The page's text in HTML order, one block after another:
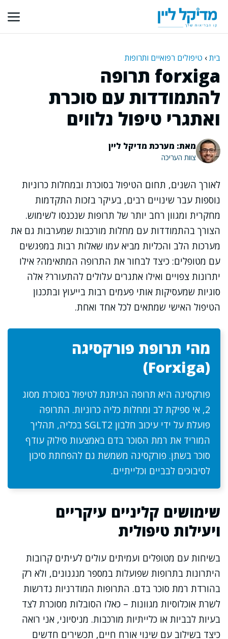
לתוכן
בית› טיפולים רפואיים ותרופות
forxiga תרופה
להתמודדות עם סוכרת
ואתגרי טיפול נלווים
מאת: מערכת מדיקל ליין
צוות העריכה
לאורך השנים, תחום הטיפול בסוכרת ובמחלות כרוניות
נוספות עבר שינויים רבים, בעיקר בזכות התקדמות
מחקרית ומגוון רחב יותר של תרופות שנכנסו לשימוש.
הצורך בהתמודדות עם מחלות מורכבות שמערבות גם את
מערכות הלב והכליות מביא עמו שאלות רבות במפגשים
עם מטופלים: כיצד לבחור את התרופה המתאימה? אילו
יתרונות צפויים ואילו אתגרים עלולים להתעורר? אלה
סוגיות שמעסיקות אותי פעמים רבות בייעוץ ובתכנון
הטיפול האישי שמתאים לכל אחד ואחת.
מהי תרופת פורקסיגה
(Forxiga)
פורקסיגה היא תרופה הניתנת לטיפול בסוכרת מסוג
2, אי ספיקת לב ומחלות כליה כרוניות. התרופה
פועלת על ידי עיכוב חלבון SGLT2 בכליה, תהליך
המוריד את רמת הסוכר בדם באמצעות סילוק עודף
סוכר בשתן. פורקסיגה משמשת גם להפחתת סיכון
לסיבוכים לבביים וכלייתיים.
שימושים קליניים עיקריים
ויעילות טיפולית
בשיחות עם מטופלים ועמיתים עולים לעיתים קרובות
היתרונות בתרופות שפועלות במספר מנגנונים, ולא רק
בהורדת רמת סוכר בדם. התרופות המודרניות נדרשות
לשרת אוכלוסיות מגוונות – כאלו הסובלות מסוכרת לצד
בעיות לבביות או כלייתיות מורכבות. מניסיוני, אני רואה
כיצד בשילוב עם שינוי אורח חיים, תכשירים חדשים